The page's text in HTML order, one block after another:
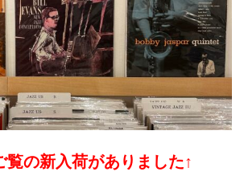
覧の新入荷がありました↑